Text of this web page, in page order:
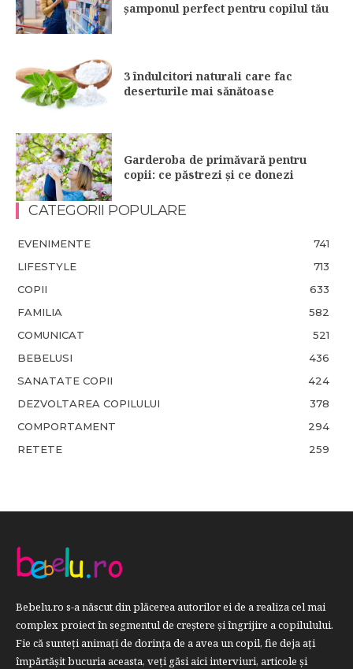
șamponul perfect pentru copilul tău
3 îndulcitori naturali care fac
deserturile mai sănătoase
Garderoba de primăvară pentru
copii: ce păstrezi și ce donezi
CATEGORII POPULARE
EVENIMENTE
741
LIFESTYLE
713
COPII
633
FAMILIA
582
COMUNICAT
521
BEBELUSI
436
SANATATE COPII
424
DEZVOLTAREA COPILULUI
378
COMPORTAMENT
294
RETETE
259
Bebelu.ro s-a născut din plăcerea autorilor ei de a realiza cel mai
complex proiect în segmentul de creştere şi îngrijire a copilulului.
Fie că sunteţi animaţi de dorinţa de a avea un copil, fie deja aţi
împărtăşit bucuria aceasta, veți găsi aici interviuri, articole şi